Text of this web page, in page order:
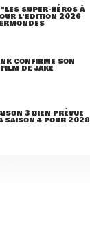
SUPER-HÉROS À
L'ÉDITION 2026
CONFIRME SON
DE JAKE
3 BIEN PRÉVUE
SAISON 4 POUR 2028